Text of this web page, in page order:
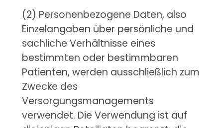
(2) Personenbezogene Daten, also
Einzelangaben über persönliche und
sachliche Verhältnisse eines
bestimmten oder bestimmbaren
Patienten, werden ausschließlich zum
Zwecke des
Versorgungsmanagements
verwendet. Die Verwendung ist auf